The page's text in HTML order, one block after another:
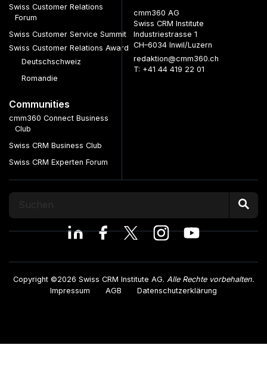
Swiss Customer Relations
Forum
Swiss Customer Service Summit
Swiss Customer Relations Award
Deutschschweiz
Romandie
Communities
cmm360 Connect Business
Club
Swiss CRM Business Club
Swiss CRM Experten Forum
cmm360 AG
Swiss CRM Institute
Industriestrasse 1
CH–6034 Inwil/Luzern
redaktion@cmm360.ch
T: +41 44 419 22 01
Copyright ©2026 Swiss CRM Institute AG. Alle Rechte vorbehalten.
Impressum
AGB Datenschutzerklärung